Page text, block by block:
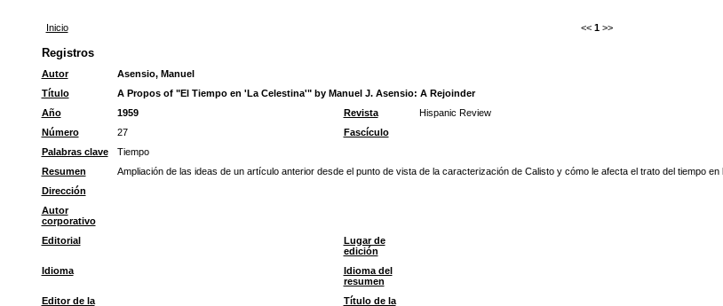
Inicio << 1 >>
Registros
Autor
Asensio, Manuel
Título
A Propos of "El Tiempo en 'La Celestina'" by Manuel J. Asensio: A Rejoinder
Año
1959 Revista Hispanic Review
Número
27 Fascículo
Palabras clave
Tiempo
Resumen
Ampliación de las ideas de un artículo anterior desde el punto de vista de la caracterización de Calisto y cómo le afecta el trato del tiempo en
Dirección
Autor
corporativo
Editorial
Lugar de
edición
Idioma
Idioma del
resumen
Editor de la
Título de la